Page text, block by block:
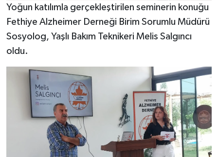
Yoğun katılımla gerçekleştirilen seminerin konuğu
Fethiye Alzheimer Derneği Birim Sorumlu Müdürü
Sosyolog, Yaşlı Bakım Teknikeri Melis Salgıncı
oldu.